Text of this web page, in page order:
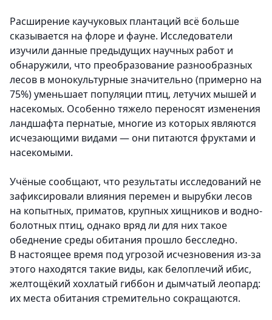
Расширение каучуковых плантаций всё больше
сказывается на флоре и фауне. Исследователи
изучили данные предыдущих научных работ и
обнаружили, что преобразование разнообразных
лесов в монокультурные значительно (примерно на
75%) уменьшает популяции птиц, летучих мышей и
насекомых. Особенно тяжело переносят изменения
ландшафта пернатые, многие из которых являются
исчезающими видами — они питаются фруктами и
насекомыми.
Учёные сообщают, что результаты исследований не
зафиксировали влияния перемен и вырубки лесов
на копытных, приматов, крупных хищников и водно-
болотных птиц, однако вряд ли для них такое
обеднение среды обитания прошло бесследно.
В настоящее время под угрозой исчезновения из-за
этого находятся такие виды, как белоплечий ибис,
желтощёкий хохлатый гиббон и дымчатый леопард:
их места обитания стремительно сокращаются.